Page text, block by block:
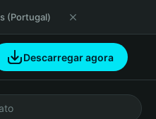
(Portugal)
Descarregar agora